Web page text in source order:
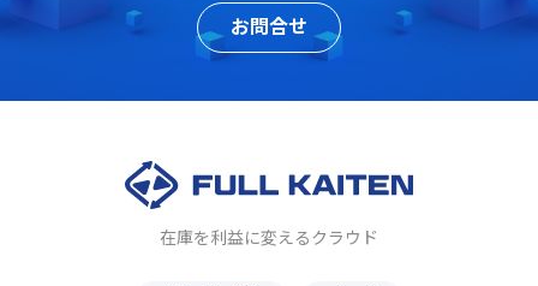
お問合せ
在庫を利益に変えるクラウド